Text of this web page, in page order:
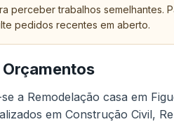
perceber trabalhos semelhantes.
pedidos recentes em aberto.
a Remodelação casa em
em Construção Civil,